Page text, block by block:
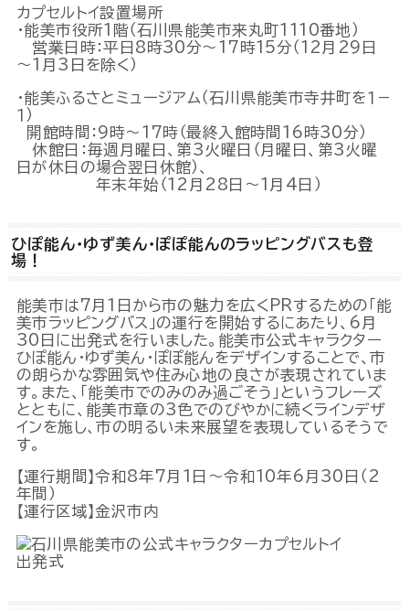
カプセルトイ設置場所
・能美市役所1階（石川県能美市来丸町1110番地）
営業日時：平日8時30分～17時15分（12月29日
～1月3日を除く）
・能美ふるさとミュージアム（石川県能美市寺井町を１－
１）
開館時間：9時～17時（最終入館時間16時30分）
休館日：毎週月曜日、第3火曜日（月曜日、第3火曜
日が休日の場合翌日休館）、
年末年始（12月28日～1月4日）
ひぽ能ん・ゆず美ん・ぽぽ能んのラッピングバスも登
場！
能美市は7月1日から市の魅力を広くPRするための「能
美市ラッピングバス」の運行を開始するにあたり、6月
30日に出発式を行いました。能美市公式キャラクター
ひぽ能ん・ゆず美ん・ぽぽ能んをデザインすることで、市
の朗らかな雰囲気や住み心地の良さが表現されていま
す。また、「能美市でのみのみ過ごそう」というフレーズ
とともに、能美市章の3色でのびやかに続くラインデザ
インを施し、市の明るい未来展望を表現しているそうで
す。
【運行期間】令和8年7月1日～令和10年6月30日（2
年間）
【運行区域】金沢市内
出発式